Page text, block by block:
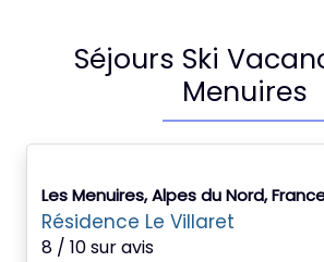
Séjours Ski
Menuires
Les Menuires, Alpes du Nord,
Résidence Le Villaret
8 / 10 sur avis